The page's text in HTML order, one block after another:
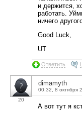
и держится,
работать.
ничего
Good Luck,
UT
Ответить
20
dimamyth
00:32, 8 октября
А вот тут я